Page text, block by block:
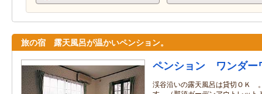
旅の宿 露天風呂が温かいペンション。
ペンション ワンダー
渓谷沿いの露天風呂は貸切ＯＫ